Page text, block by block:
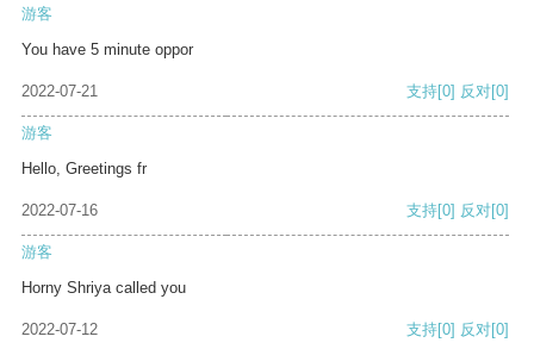
游客
You have 5 minute oppor
2022-07-21 支持[0] 反对[0]
游客
Hello, Greetings fr
2022-07-16 支持[0] 反对[0]
游客
Horny Shriya called you
2022-07-12 支持[0] 反对[0]